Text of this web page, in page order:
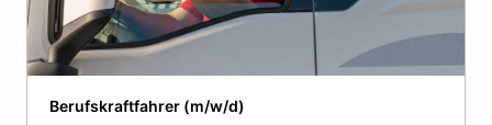
Berufskraftfahrer (m/w/d)